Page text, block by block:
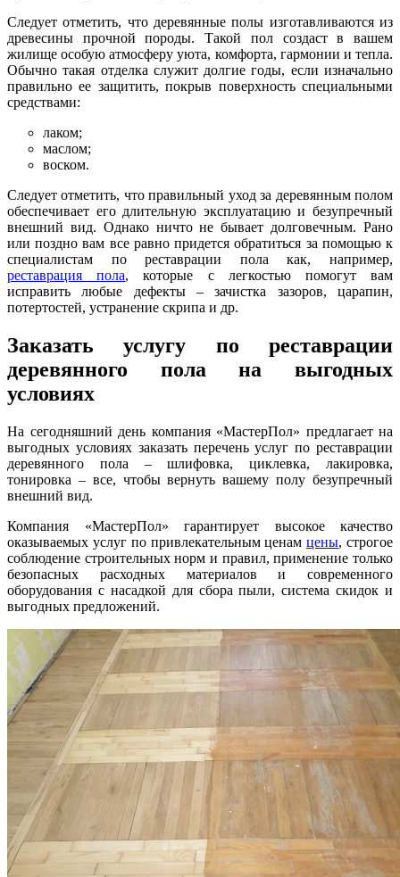
Следует отметить, что деревянные полы изготавливаются из
древесины прочной породы. Такой пол создаст в вашем
жилище особую атмосферу уюта, комфорта, гармонии и тепла.
Обычно такая отделка служит долгие годы, если изначально
правильно ее защитить, покрыв поверхность специальными
средствами:
лаком;
маслом;
воском.
Следует отметить, что правильный уход за деревянным полом
обеспечивает его длительную эксплуатацию и безупречный
внешний вид. Однако ничто не бывает долговечным. Рано
или поздно вам все равно придется обратиться за помощью к
специалистам по реставрации пола как, например,
реставрация пола, которые с легкостью помогут вам
исправить любые дефекты – зачистка зазоров, царапин,
потертостей, устранение скрипа и др.
Заказать услугу по реставрации
деревянного пола на выгодных
условиях
На сегодняшний день компания «МастерПол» предлагает на
выгодных условиях заказать перечень услуг по реставрации
деревянного пола – шлифовка, циклевка, лакировка,
тонировка – все, чтобы вернуть вашему полу безупречный
внешний вид.
Компания «МастерПол» гарантирует высокое качество
оказываемых услуг по привлекательным ценамцены, строгое
соблюдение строительных норм и правил, применение только
безопасных расходных материалов и современного
оборудования с насадкой для сбора пыли, система скидок и
выгодных предложений.